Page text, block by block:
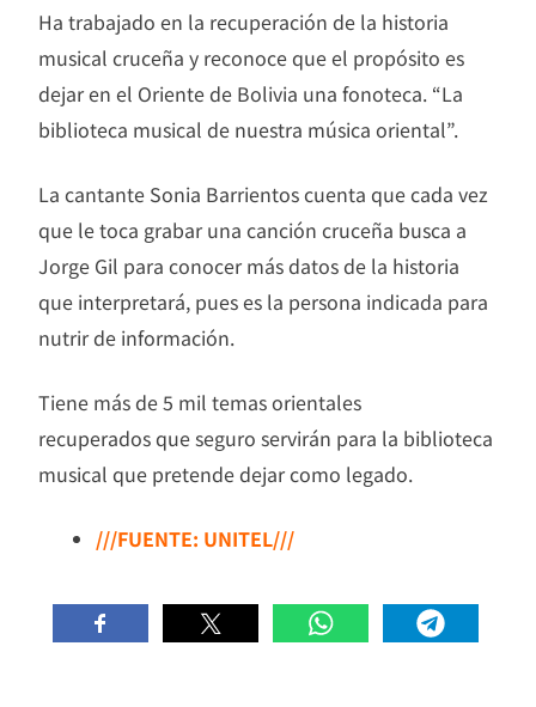
Ha trabajado en la recuperación de la historia
musical cruceña y reconoce que el propósito es
dejar en el Oriente de Bolivia una fonoteca. “La
biblioteca musical de nuestra música oriental”.
La cantante Sonia Barrientos cuenta que cada vez
que le toca grabar una canción cruceña busca a
Jorge Gil para conocer más datos de la historia
que interpretará, pues es la persona indicada para
nutrir de información.
Tiene más de 5 mil temas orientales
recuperados que seguro servirán para la biblioteca
musical que pretende dejar como legado.
///FUENTE: UNITEL///